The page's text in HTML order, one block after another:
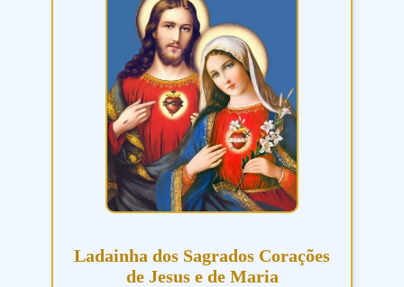
Ladainha dos Sagrados Corações
de Jesus e de Maria